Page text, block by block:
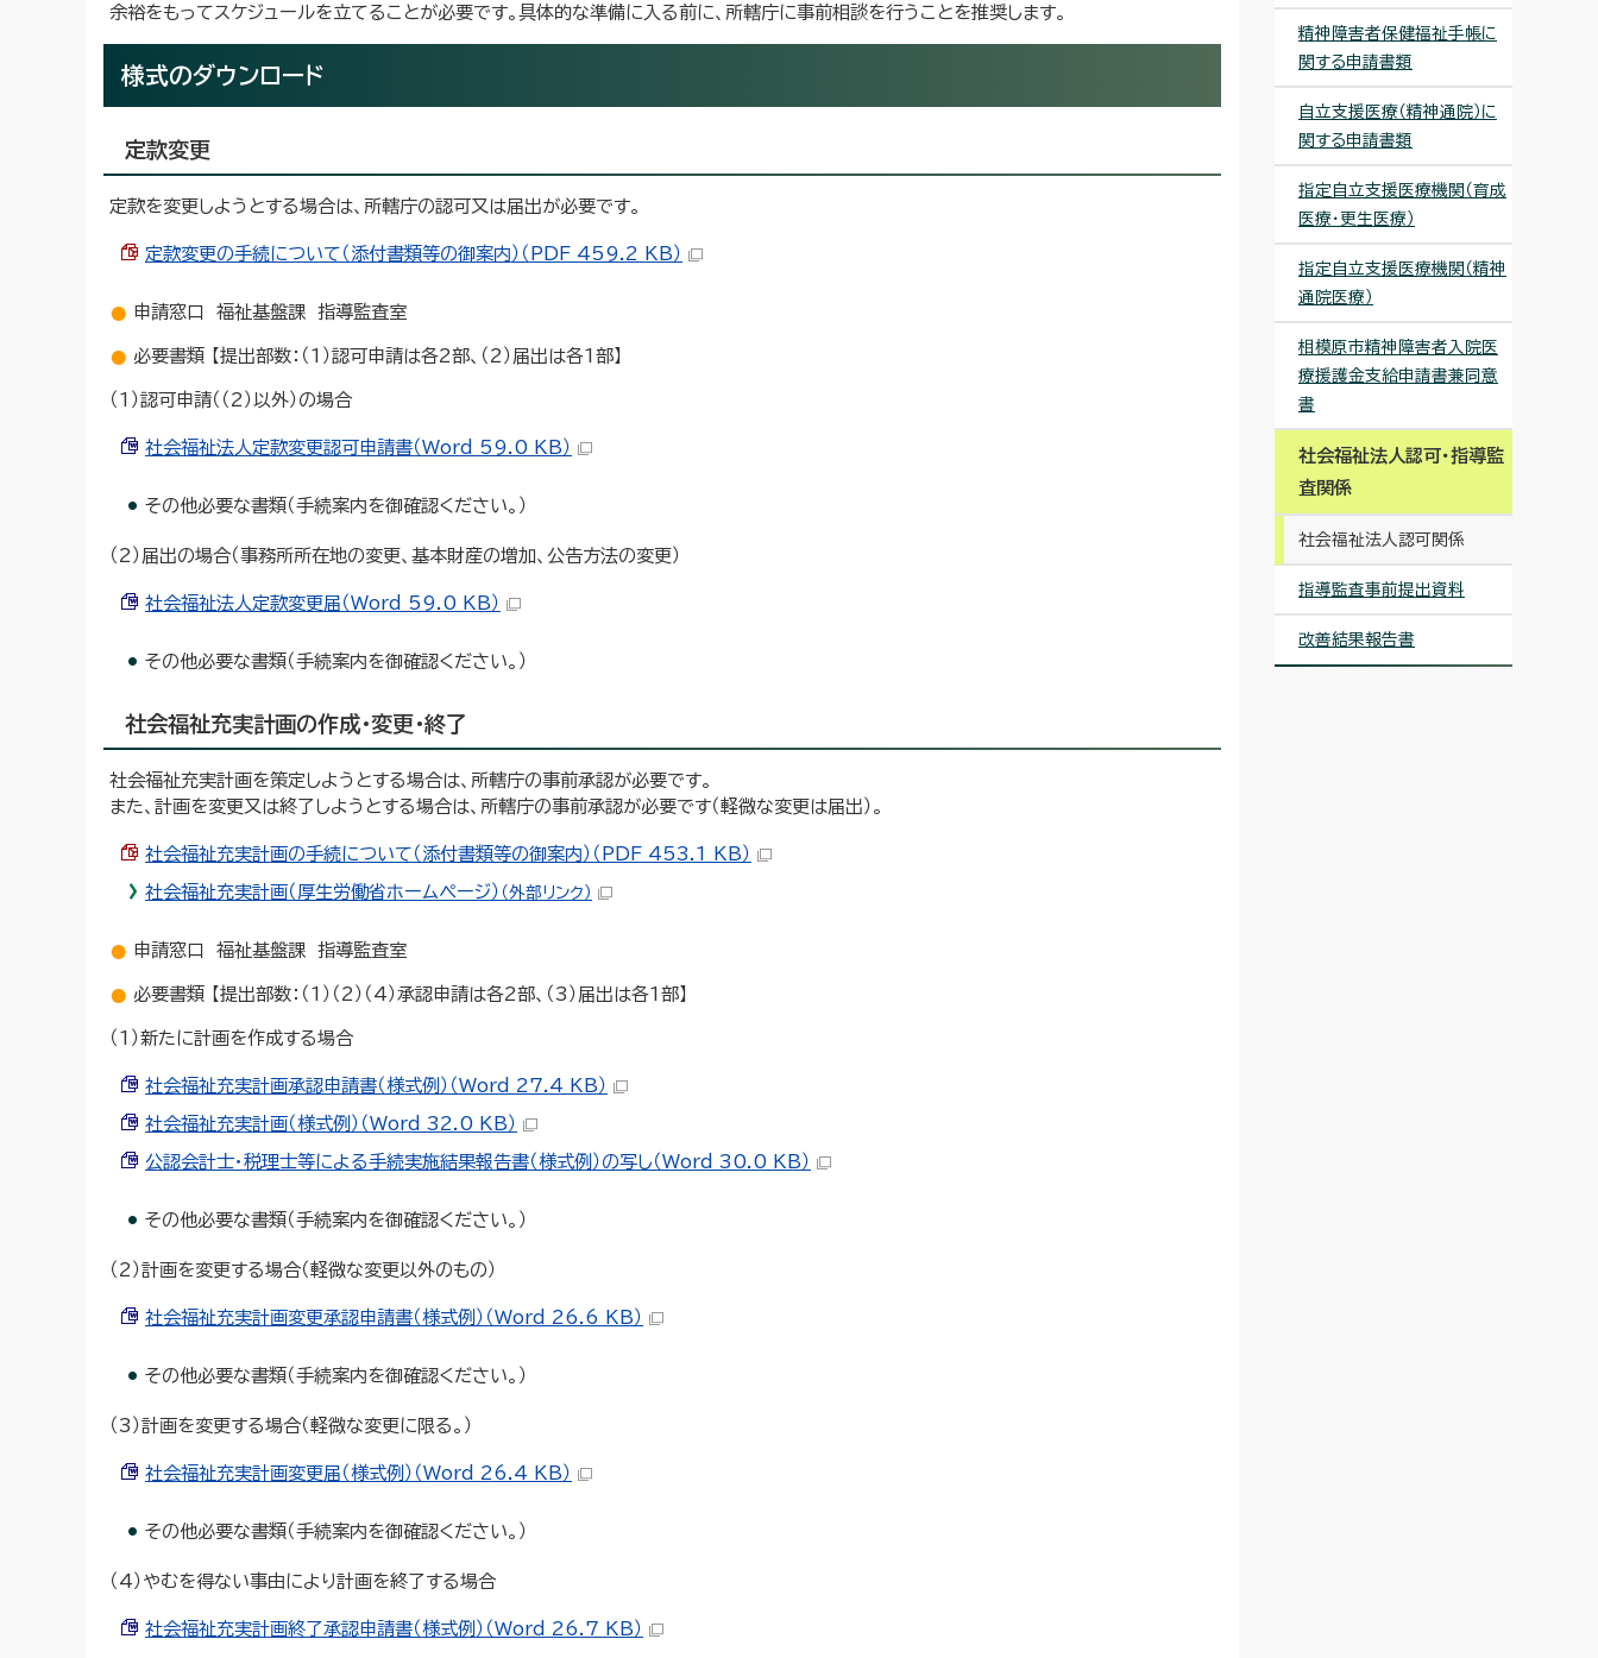
余裕をもってスケジュールを立てることが必要です。具体的な準備に入る前に、所轄庁に事前相談を行うことを推奨します。
様式のダウンロード
定款変更
定款を変更しようとする場合は、所轄庁の認可又は届出が必要です。
定款変更の手続について（添付書類等の御案内）（PDF 459.2 KB）
申請窓口 福祉基盤課 指導監査室
必要書類 【提出部数：（1）認可申請は各2部、（2）届出は各1部】
（1）認可申請（（2）以外）の場合
社会福祉法人定款変更認可申請書（Word 59.0 KB）
その他必要な書類（手続案内を御確認ください。）
（2）届出の場合（事務所所在地の変更、基本財産の増加、公告方法の変更）
社会福祉法人定款変更届（Word 59.0 KB）
その他必要な書類（手続案内を御確認ください。）
社会福祉充実計画の作成・変更・終了
社会福祉充実計画を策定しようとする場合は、所轄庁の事前承認が必要です。
また、計画を変更又は終了しようとする場合は、所轄庁の事前承認が必要です（軽微な変更は届出）。
社会福祉充実計画の手続について（添付書類等の御案内）（PDF 453.1 KB）
社会福祉充実計画（厚生労働省ホームページ） （外部リンク）
申請窓口 福祉基盤課 指導監査室
必要書類 【提出部数：（1）（2）（4）承認申請は各2部、（3）届出は各1部】
（1）新たに計画を作成する場合
社会福祉充実計画承認申請書（様式例）（Word 27.4 KB）
社会福祉充実計画（様式例）（Word 32.0 KB）
公認会計士・税理士等による手続実施結果報告書（様式例）の写し（Word 30.0 KB）
その他必要な書類（手続案内を御確認ください。）
（2）計画を変更する場合（軽微な変更以外のもの）
社会福祉充実計画変更承認申請書（様式例）（Word 26.6 KB）
その他必要な書類（手続案内を御確認ください。）
（3）計画を変更する場合（軽微な変更に限る。）
社会福祉充実計画変更届（様式例）（Word 26.4 KB）
その他必要な書類（手続案内を御確認ください。）
（4）やむを得ない事由により計画を終了する場合
社会福祉充実計画終了承認申請書（様式例）（Word 26.7 KB）
精神障害者保健福祉手帳に
関する申請書類
自立支援医療（精神通院）に
関する申請書類
指定自立支援医療機関（育成
医療・更生医療）
指定自立支援医療機関（精神
通院医療）
相模原市精神障害者入院医
療援護金支給申請書兼同意
書
社会福祉法人認可・指導監
査関係
社会福祉法人認可関係
指導監査事前提出資料
改善結果報告書